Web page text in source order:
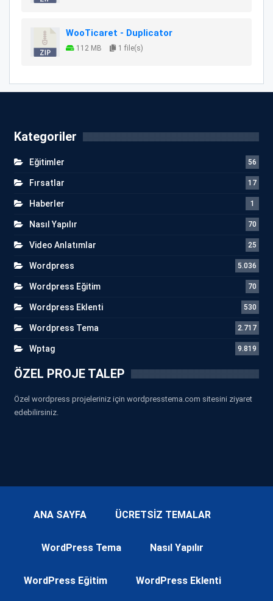
WooTicaret - Duplicator
112 MB 1 file(s)
Kategoriler
Eğitimler 56
Fırsatlar 17
Haberler 1
Nasıl Yapılır 70
Video Anlatımlar 25
Wordpress 5.036
Wordpress Eğitim 70
Wordpress Eklenti 530
Wordpress Tema 2.717
Wptag 9.819
ÖZEL PROJE TALEP
Özel wordpress projeleriniz için wordpresstema.com sitesini ziyaret
edebilirsiniz.
ANA SAYFA ÜCRETSİZ TEMALAR
WordPress Tema Nasıl Yapılır
WordPress Eğitim WordPress Eklenti